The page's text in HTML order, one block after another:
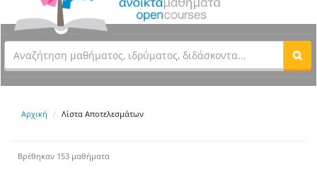
Αρχική Λίστα Αποτελεσμάτων
Βρέθηκαν 153 μαθήματα